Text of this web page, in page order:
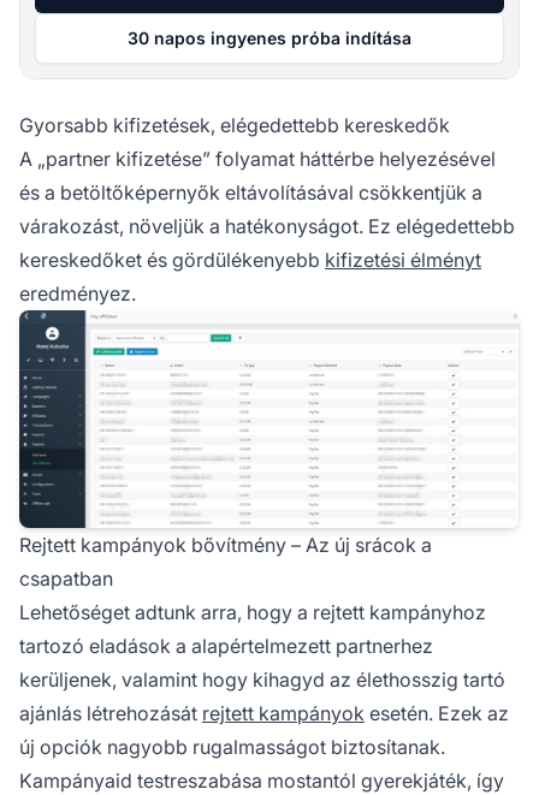
30 napos ingyenes próba indítása
Gyorsabb kifizetések, elégedettebb kereskedők
A „partner kifizetése” folyamat háttérbe helyezésével
és a betöltőképernyők eltávolításával csökkentjük a
várakozást, növeljük a hatékonyságot. Ez elégedettebb
kereskedőket és gördülékenyebb kifizetési élményt
eredményez.
Rejtett kampányok bővítmény – Az új srácok a
csapatban
Lehetőséget adtunk arra, hogy a rejtett kampányhoz
tartozó eladások a alapértelmezett partnerhez
kerüljenek, valamint hogy kihagyd az élethosszig tartó
ajánlás létrehozását rejtett kampányok esetén. Ezek az
új opciók nagyobb rugalmasságot biztosítanak.
Kampányaid testreszabása mostantól gyerekjáték, így